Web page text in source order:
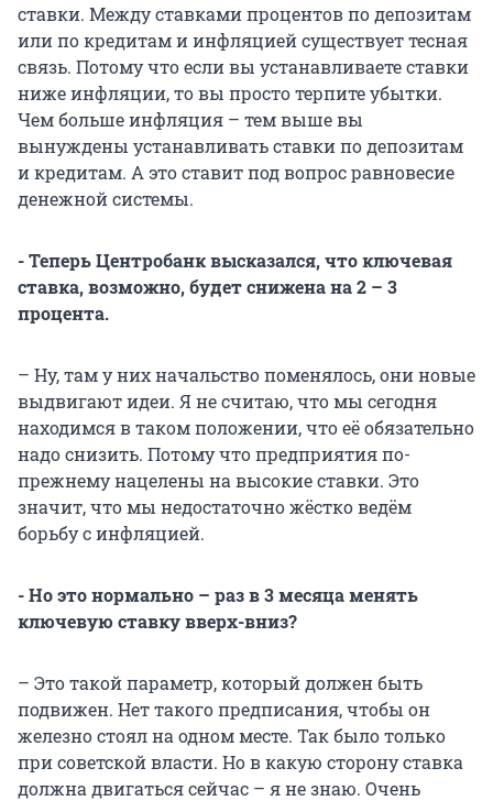
ставки. Между ставками процентов по депозитам
или по кредитам и инфляцией существует тесная
связь. Потому что если вы устанавливаете ставки
ниже инфляции, то вы просто терпите убытки.
Чем больше инфляция – тем выше вы
вынуждены устанавливать ставки по депозитам
и кредитам. А это ставит под вопрос равновесие
денежной системы.
- Теперь Центробанк высказался, что ключевая
ставка, возможно, будет снижена на 2 – 3
процента.
– Ну, там у них начальство поменялось, они новые
выдвигают идеи. Я не считаю, что мы сегодня
находимся в таком положении, что её обязательно
надо снизить. Потому что предприятия по-
прежнему нацелены на высокие ставки. Это
значит, что мы недостаточно жёстко ведём
борьбу с инфляцией.
- Но это нормально – раз в 3 месяца менять
ключевую ставку вверх-вниз?
– Это такой параметр, который должен быть
подвижен. Нет такого предписания, чтобы он
железно стоял на одном месте. Так было только
при советской власти. Но в какую сторону ставка
должна двигаться сейчас – я не знаю. Очень